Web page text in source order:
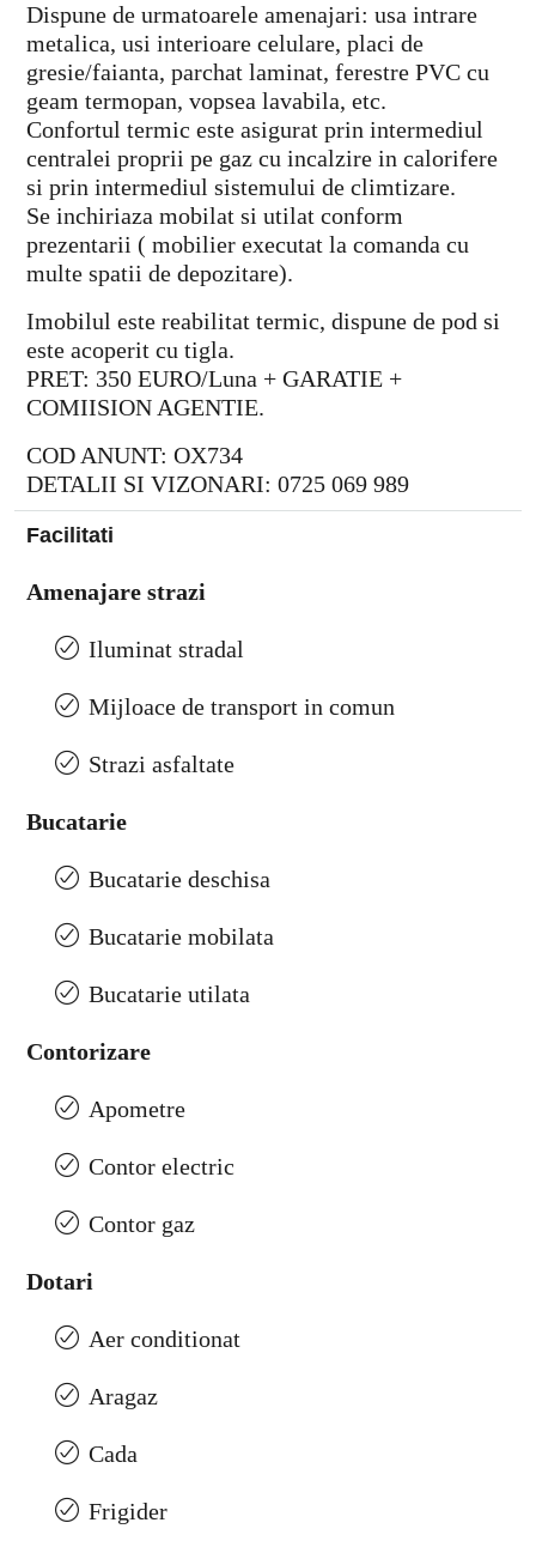
Dispune de urmatoarele amenajari: usa intrare
metalica, usi interioare celulare, placi de
gresie/faianta, parchat laminat, ferestre PVC cu
geam termopan, vopsea lavabila, etc.
Confortul termic este asigurat prin intermediul
centralei proprii pe gaz cu incalzire in calorifere
si prin intermediul sistemului de climtizare.
Se inchiriaza mobilat si utilat conform
prezentarii ( mobilier executat la comanda cu
multe spatii de depozitare).
Imobilul este reabilitat termic, dispune de pod si
este acoperit cu tigla.
PRET: 350 EURO/Luna + GARATIE +
COMIISION AGENTIE.
COD ANUNT: OX734
DETALII SI VIZONARI: 0725 069 989
Facilitati
Amenajare strazi
Iluminat stradal
Mijloace de transport in comun
Strazi asfaltate
Bucatarie
Bucatarie deschisa
Bucatarie mobilata
Bucatarie utilata
Contorizare
Apometre
Contor electric
Contor gaz
Dotari
Aer conditionat
Aragaz
Cada
Frigider